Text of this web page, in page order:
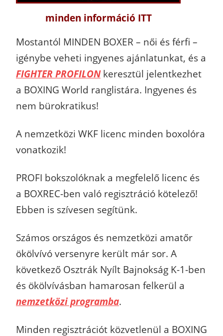
minden információ ITT
Mostantól MINDEN BOXER – női és férfi –
igénybe veheti ingyenes ajánlatunkat, és a
FIGHTER PROFILONkeresztül jelentkezhet
a BOXING World ranglistára. Ingyenes és
nem bürokratikus!
A nemzetközi WKF licenc minden boxolóra
vonatkozik!
PROFI bokszolóknak a megfelelő licenc és
a BOXREC-ben való regisztráció kötelező!
Ebben is szívesen segítünk.
Számos országos és nemzetközi amatőr
ökölvívó versenyre került már sor. A
következő Osztrák Nyílt Bajnokság K-1-ben
és ökölvívásban hamarosan felkerül a
nemzetközi programba.
Minden regisztrációt közvetlenül a BOXING